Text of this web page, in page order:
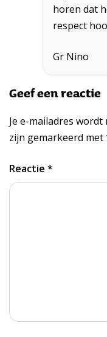
horen dat
respect
Gr Nino
Geef een reactie
Je e-mailadres
zijn gemarkeerd met
Reactie *